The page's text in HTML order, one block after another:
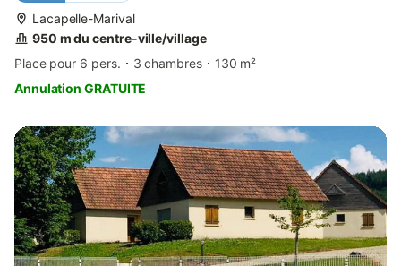
Lacapelle-Marival
950 m du centre-ville/village
Place pour 6 pers.
3 chambres
130 m²
Annulation GRATUITE